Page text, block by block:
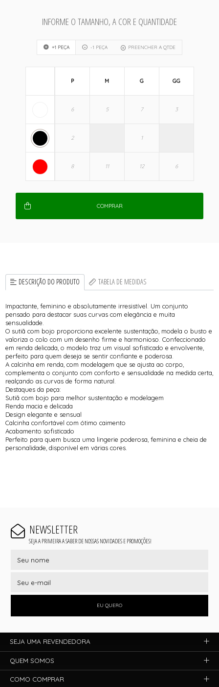
INFORME O TAMANHO, A COR E QUANTIDADE
+1 PEÇA -1 PEÇA PREENCHER A QTDE
P M G GG
COMPRAR
DESCRIÇÃO DO PRODUTO TABELA DE MEDIDAS
Impactante, feminino e absolutamente irresistível. Um conjunto
pensado para destacar suas curvas com elegância e muita
sensualidade.
O sutiã com bojo proporciona excelente sustentação, modela o busto e
valoriza o colo com um desenho firme e harmonioso. Confeccionado
em renda delicada, o modelo traz um visual sofisticado e envolvente,
perfeito para quem deseja se sentir confiante e poderosa.
A calcinha em renda, com modelagem que se ajusta ao corpo,
complementa o conjunto com conforto e sensualidade na medida certa,
realçando as curvas de forma natural.
Destaques da peça:
Sutiã com bojo para melhor sustentação e modelagem
Renda macia e delicada
Design elegante e sensual
Calcinha confortável com ótimo caimento
Acabamento sofisticado
Perfeito para quem busca uma lingerie poderosa, feminina e cheia de
personalidade, disponível em várias cores.
NEWSLETTER
SEJA A PRIMEIRA A SABER DE NOSSAS NOVIDADES E PROMOÇÕES!
EU QUERO
SEJA UMA REVENDEDORA
QUEM SOMOS
COMO COMPRAR